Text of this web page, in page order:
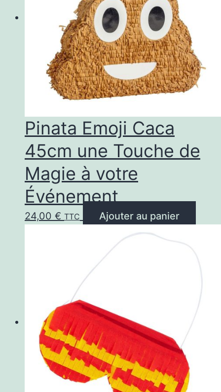
Pinata Emoji Caca
45cm une Touche de
Magie à votre
Événement
24,00 € TTC Ajouter au panier